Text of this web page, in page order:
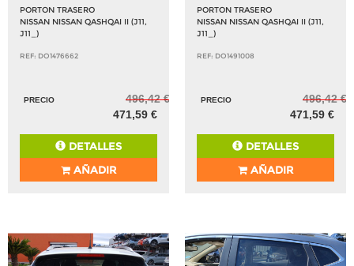
PORTON TRASERO
NISSAN NISSAN QASHQAI II (J11,
J11_)
REF: DO1476662
PRECIO
496,42 €
471,59 €
DETALLES
AÑADIR
PORTON TRASERO
NISSAN NISSAN QASHQAI II (J11,
J11_)
REF: DO1491008
PRECIO
496,42 €
471,59 €
DETALLES
AÑADIR